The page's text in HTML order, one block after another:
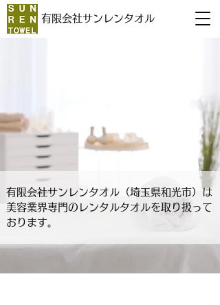
有限会社サンレンタオル
有限会社サンレンタオル（埼玉県和光市）は
美容業界専門のレンタルタオルを取り扱って
おります。